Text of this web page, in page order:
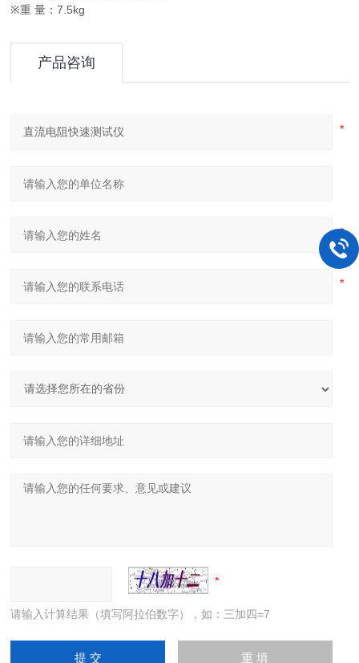
※重 量：7.5kg
产品咨询
请输入计算结果（填写阿拉伯数字），如：三加四=7